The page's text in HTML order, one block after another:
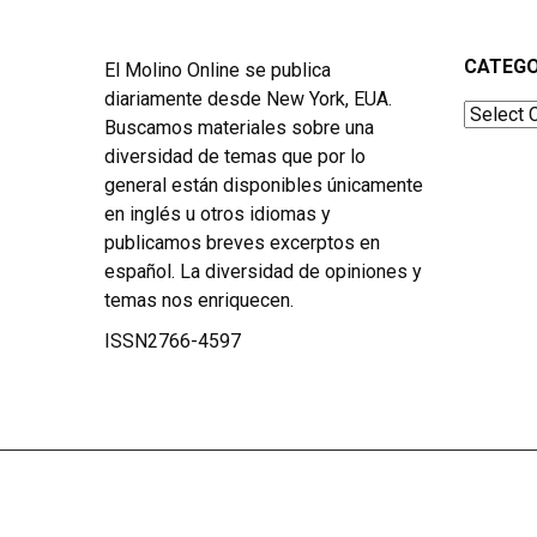
El Molino Online se publica
diariamente desde New York, EUA.
Buscamos materiales sobre una
diversidad de temas que por lo
general están disponibles únicamente
en inglés u otros idiomas y
publicamos breves excerptos en
español. La diversidad de opiniones y
temas nos enriquecen.
ISSN2766-4597